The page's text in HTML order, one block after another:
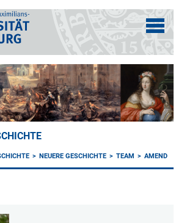
NEUERE GESCHICHTE TEAM AMEND